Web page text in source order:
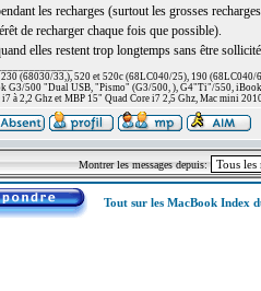
les recharges (surtout les grosses
de recharger chaque fois que possible).
elles restent trop longtemps sans être
(68030/33,), 520 et 520c (68LC040/25), 190 (68LC040/
G3/500 "Dual USB, "Pismo" (G3/500, ), G4"Ti"/550,
i7 à 2,2 Ghz et MBP 15" Quad Core i7 2,5 Ghz, Mac mini
Montrer les messages depuis:
Tout sur les MacBook Index